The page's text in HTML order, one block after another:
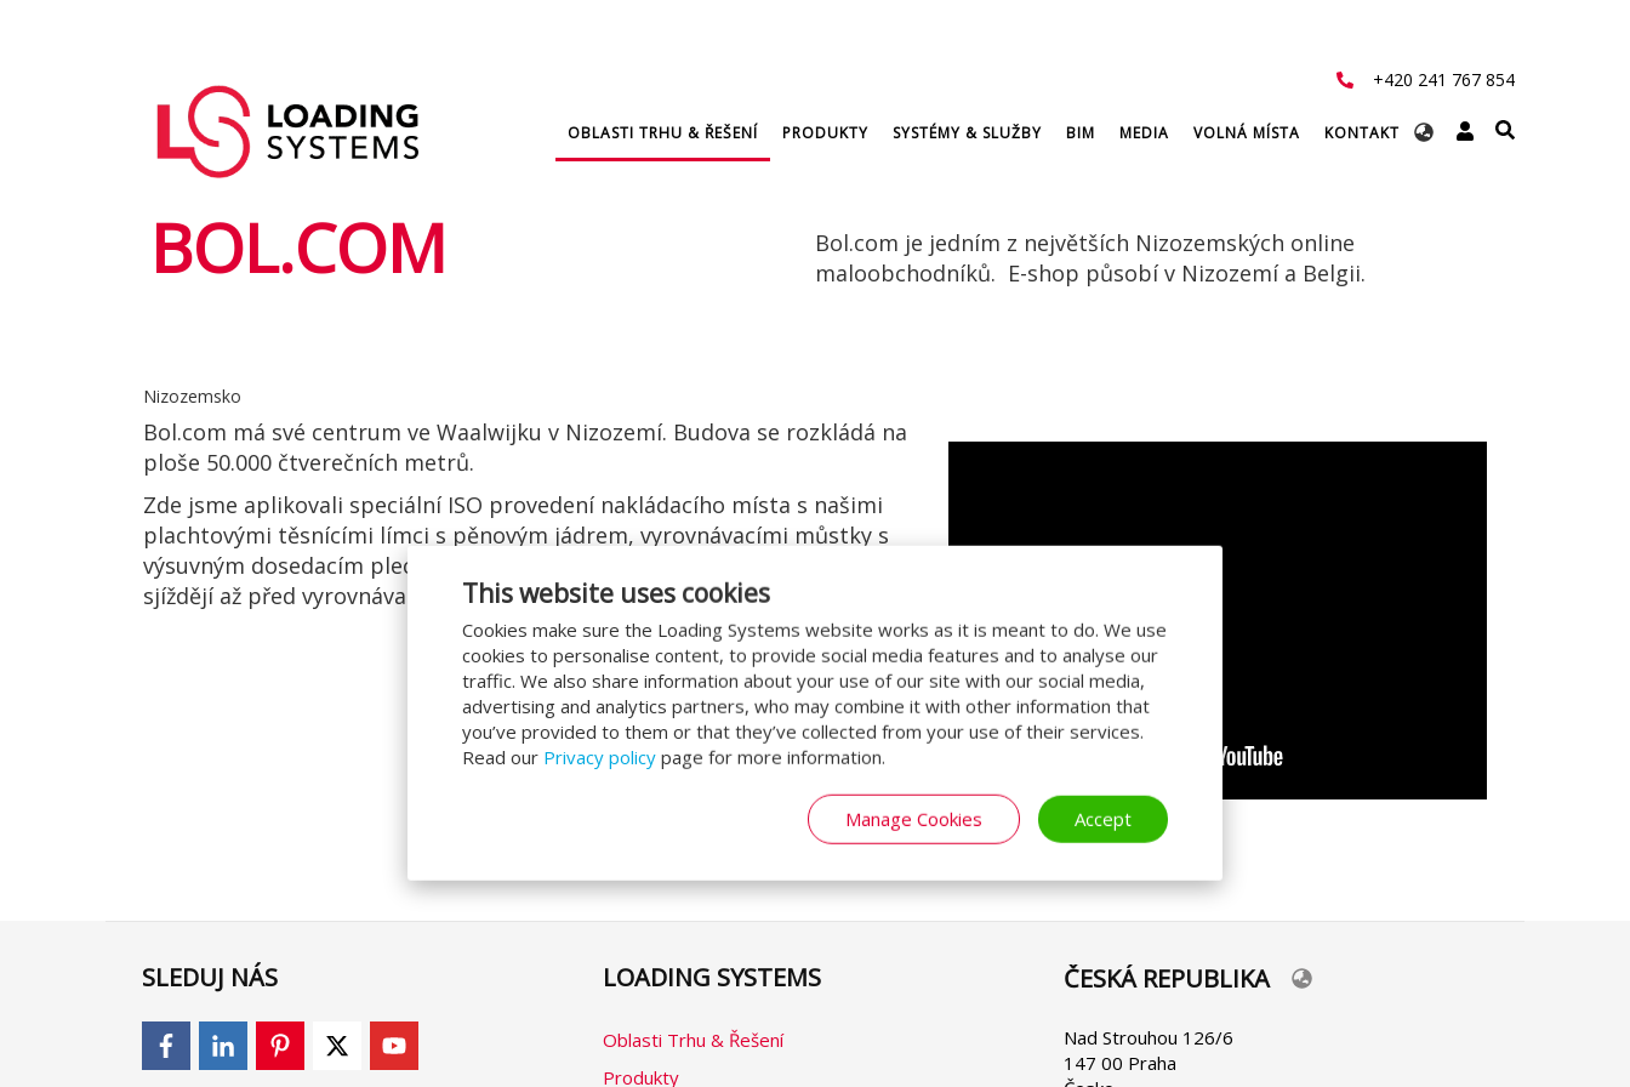
This website uses cookies
Cookies make sure the Loading Systems website works as it is meant to do. We use
cookies to personalise content, to provide social media features and to analyse our
traffic. We also share information about your use of our site with our social media,
advertising and analytics partners, who may combine it with other information that
you’ve provided to them or that they’ve collected from your use of their services.
Read our Privacy policy page for more information.
Manage Cookies Accept
+420 241 767 854
Select
User
account
menu
Hlavní
navigace
OBLASTI TRHU & ŘEŠENÍ PRODUKTY SYSTÉMY & SLUŽBY BIM MEDIA VOLNÁ MÍSTA KONTAKT
BOL.COM
Bol.com je jedním z největších Nizozemských online
maloobchodníků. E-shop působí v Nizozemí a Belgii.
Nizozemsko
Bol.com má své centrum ve Waalwijku v Nizozemí. Budova se rozkládá na
ploše 50.000 čtverečních metrů.
Zde jsme aplikovali speciální ISO provedení nakládacího místa s našimi
plachtovými těsnícími límci s pěnovým jádrem, vyrovnávacími můstky s
výsuvným dosedacím plechem a sekčními průmyslovými vraty, které
sjíždějí až před vyrovnávací můstek.
© AirPro Waalwijk
SLEDUJ NÁS LOADING SYSTEMS
Oblasti Trhu & Řešení
Produkty
Select
language
ČESKÁ REPUBLIKA
Nad Strouhou 126/6
147 00 Praha